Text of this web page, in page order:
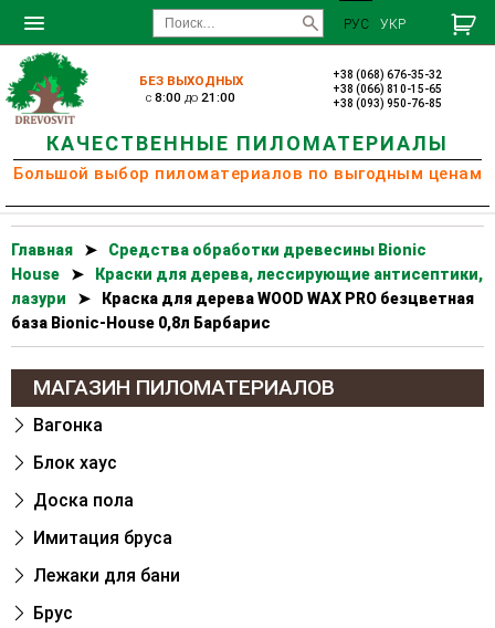
РУС УКР
БЕЗ ВЫХОДНЫХ
c8:00 до21:00
+38 (068) 676-35-32
+38 (066) 810-15-65
+38 (093) 950-76-85
КАЧЕСТВЕННЫЕ ПИЛОМАТЕРИАЛЫ
Большой выбор пиломатериалов по выгодным ценам
Главная ➤
Cредства обработки древесины Bionic
House
➤
Краски для дерева, лессирующие антисептики,
лазури
➤
Краска для дерева WOOD WAX PRO безцветная
база Bionic-House 0,8л Барбарис
МАГАЗИН ПИЛОМАТЕРИАЛОВ
Вагонка
Блок хаус
Доска пола
Имитация бруса
Лежаки для бани
Брус